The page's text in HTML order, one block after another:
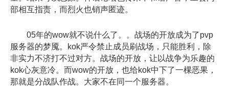
部相互指责，而烈火也销声匿迹。
05年的wow就不说什么了。。战场的开放成为了pvp
服务器的梦魇。kok严令禁止成员刷战场，只能胜利，除
非实力不济打不过对方。战场的开放，让以战争为乐趣的
kok心灰意冷。而wow的开放，也给kok中下了一棵恶果，
那就是分战队作战。大家不在同一个服务器。